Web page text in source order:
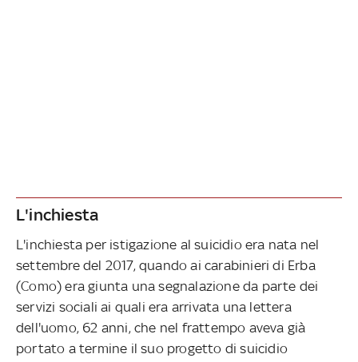
L'inchiesta
L'inchiesta per istigazione al suicidio era nata nel
settembre del 2017, quando ai carabinieri di Erba
(Como) era giunta una segnalazione da parte dei
servizi sociali ai quali era arrivata una lettera
dell'uomo, 62 anni, che nel frattempo aveva già
portato a termine il suo progetto di suicidio